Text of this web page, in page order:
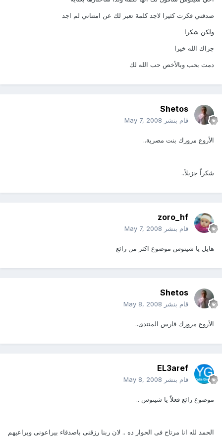
صدقني فكرت كثيرا لاجد كلمة تعبر لك عن امتناني لم اجد
ولكن شكرا
جزاك الله خيرا
دمت بحب وبالأخص حب الله لك
Shetos
قام بنشر May 7, 2008
الأروع مرورك بنت مصرية..
شكراً جزيلاً..
zoro_hf
قام بنشر May 7, 2008
هايل يا شيتوس موضوع اكثر من رائع
Shetos
قام بنشر May 8, 2008
الأروع مرورك فارس المنتدى..
EL3aref
قام بنشر May 8, 2008
موضوع رائع فعلاً يا شيتوس ..
الحمد لله انا مرتاح فى الحوار ده .. لان ربنا رزقنى باصدقاء بيراعونى وبراعيهم